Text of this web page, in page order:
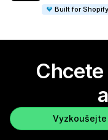
Built for Shopify
Vyzkoušejte